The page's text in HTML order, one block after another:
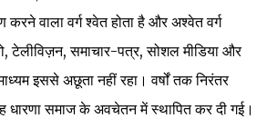
करने वाला वर्ग श्वेत होता है और अश्वेत वर्ग
टेलीविज़न, समाचार-पत्र, सोशल मीडिया और
इससे अछूता नहीं रहा। वर्षों तक निरंतर
धारणा समाज के अवचेतन में स्थापित कर दी गई।